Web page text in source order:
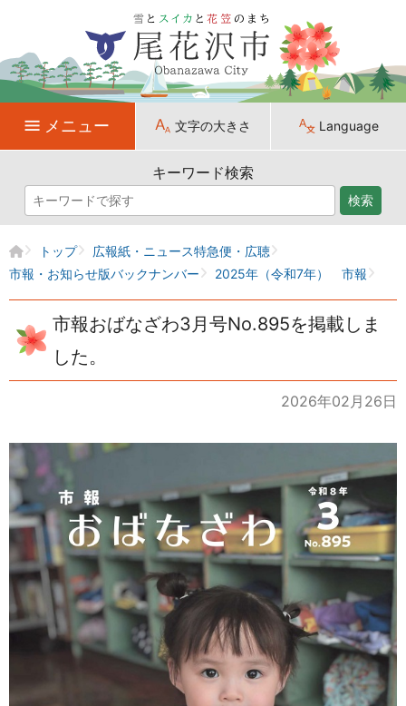
メニュー 文字の大きさ Language
キーワード検索
検索
トップ
広報紙・ニュース特急便・広聴
市報・お知らせ版バックナンバー
2025年（令和7年） 市報
市報おばなざわ3月号No.895を掲載しま
した。
2026年02月26日